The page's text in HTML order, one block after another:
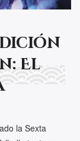
El
la Sexta